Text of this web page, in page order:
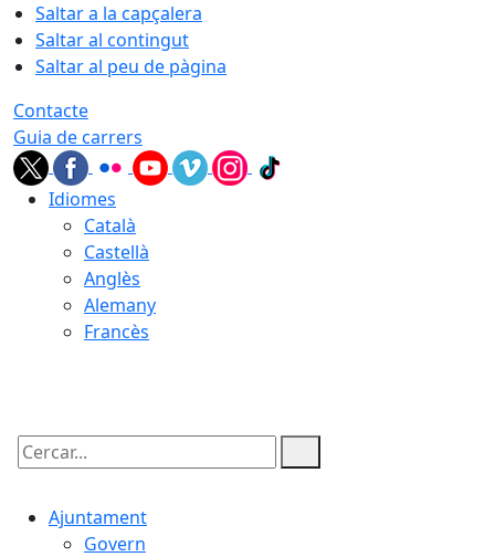
Saltar a la capçalera
Saltar al contingut
Saltar al peu de pàgina
Contacte
Guia de carrers
Idiomes
Català
Castellà
Anglès
Alemany
Francès
Cercar:
Ajuntament
Govern